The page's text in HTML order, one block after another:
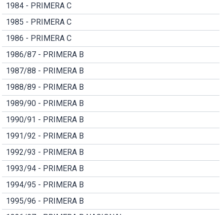
1984 - PRIMERA C
1985 - PRIMERA C
1986 - PRIMERA C
1986/87 - PRIMERA B
1987/88 - PRIMERA B
1988/89 - PRIMERA B
1989/90 - PRIMERA B
1990/91 - PRIMERA B
1991/92 - PRIMERA B
1992/93 - PRIMERA B
1993/94 - PRIMERA B
1994/95 - PRIMERA B
1995/96 - PRIMERA B